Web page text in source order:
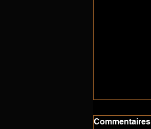
Commentaires